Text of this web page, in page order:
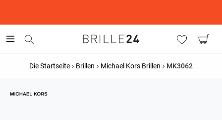
Die Startseite Brillen Michael Kors Brillen MK3062